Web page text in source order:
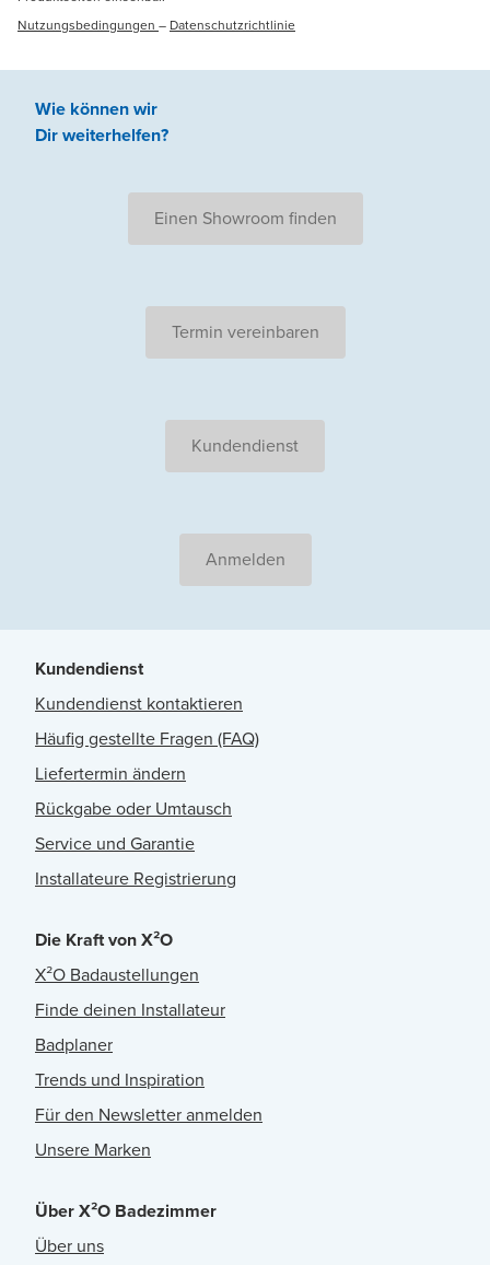
Nutzungsbedingungen – Datenschutzrichtlinie
Wie können wir
Dir weiterhelfen?
Einen Showroom finden
Termin vereinbaren
Kundendienst
Anmelden
Kundendienst
Kundendienst kontaktieren
Häufig gestellte Fragen (FAQ)
Liefertermin ändern
Rückgabe oder Umtausch
Service und Garantie
Installateure Registrierung
Die Kraft von X²O
X²O Badaustellungen
Finde deinen Installateur
Badplaner
Trends und Inspiration
Für den Newsletter anmelden
Unsere Marken
Über X²O Badezimmer
Über uns